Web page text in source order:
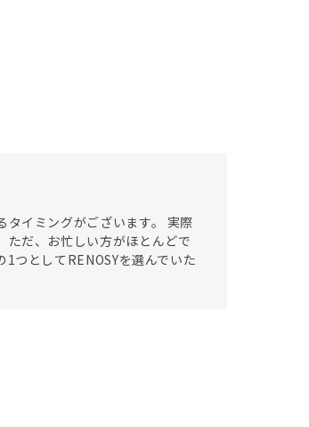
タイミングがございます。 実際
ただ、お忙しい方がほとんどで
つとしてRENOSYを選んでいた